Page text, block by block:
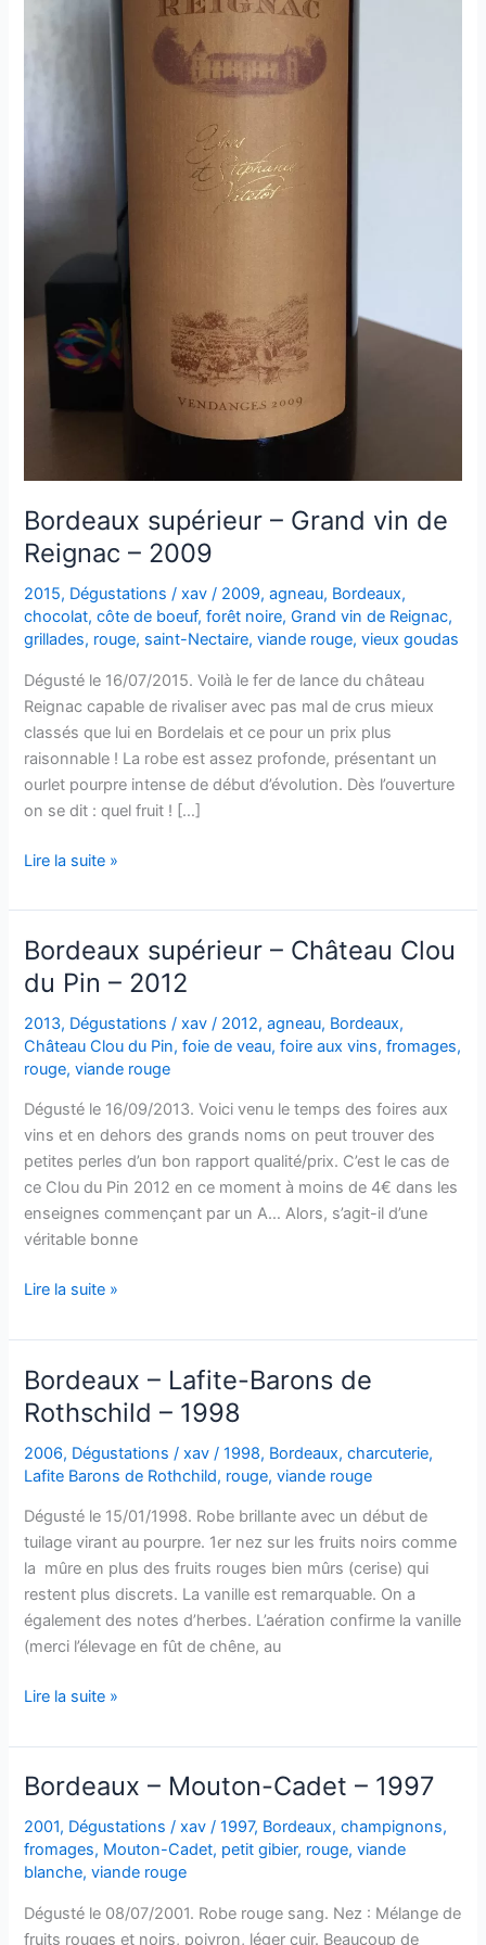
Bordeaux supérieur – Grand vin de
Reignac – 2009
2015, Dégustations /xav/ 2009,agneau, Bordeaux,
chocolat,côte de boeuf,forêt noire,Grand vin de Reignac,
grillades, rouge, saint-Nectaire,viande rouge,vieux goudas
Dégusté le 16/07/2015. Voilà le fer de lance du château
Reignac capable de rivaliser avec pas mal de crus mieux
classés que lui en Bordelais et ce pour un prix plus
raisonnable ! La robe est assez profonde, présentant un
ourlet pourpre intense de début d’évolution. Dès l’ouverture
on se dit : quel fruit ! […]
Bordeaux
–
Grand
vin
de
Reignac
–
2009
Lire la suite »
Bordeaux supérieur – Château Clou
du Pin – 2012
2013, Dégustations /xav/ 2012,agneau, Bordeaux,
Château Clou du Pin,foie de veau,foire aux vins,fromages,
rouge,viande rouge
Dégusté le 16/09/2013. Voici venu le temps des foires aux
vins et en dehors des grands noms on peut trouver des
petites perles d’un bon rapport qualité/prix. C’est le cas de
ce Clou du Pin 2012 en ce moment à moins de 4€ dans les
enseignes commençant par un A… Alors, s’agit-il d’une
véritable bonne
Bordeaux
–
Château
Clou
du
Pin
–
Lire la suite »
Bordeaux – Lafite-Barons de
Rothschild – 1998
2006, Dégustations /xav /1998, Bordeaux,charcuterie,
Lafite Barons de Rothchild, rouge,viande rouge
Dégusté le 15/01/1998. Robe brillante avec un début de
tuilage virant au pourpre. 1er nez sur les fruits noirs comme
la mûre en plus des fruits rouges bien mûrs (cerise) qui
restent plus discrets. La vanille est remarquable. On a
également des notes d’herbes. L’aération confirme la vanille
(merci l’élevage en fût de chêne, au
Bordeaux
Lafite-
Barons
de
Rothschild
–
1998
Lire la suite »
Bordeaux – Mouton-Cadet – 1997
2001, Dégustations /xav/1997, Bordeaux,champignons,
fromages, Mouton-Cadet, petit gibier, rouge,viande
blanche,viande rouge
Dégusté le 08/07/2001. Robe rouge sang. Nez : Mélange de
fruits rouges et noirs, poivron, léger cuir. Beaucoup de